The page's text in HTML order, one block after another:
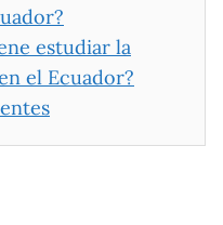
estudiar la
el Ecuador?